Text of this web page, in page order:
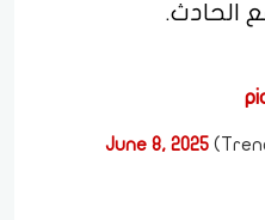
الحادث.
June 8, 2025